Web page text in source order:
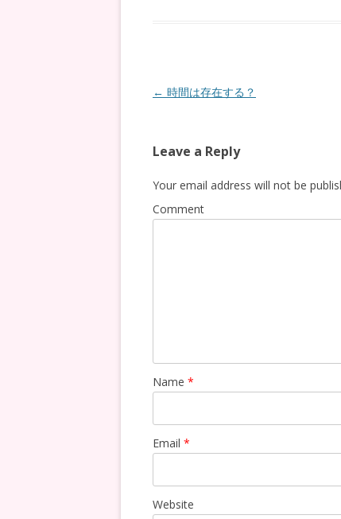
Post
← 時間は存在する？
Leave a Reply
Your email address will not be
Comment
Name *
Email *
Website